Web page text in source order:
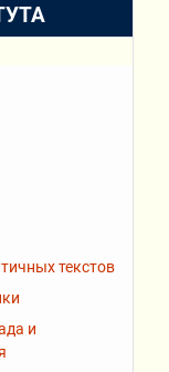
текстов
и